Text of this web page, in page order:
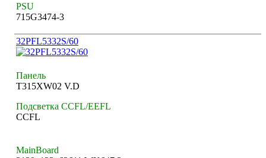
PSU
715G3474-3
32PFL5332S/60
Панель
T315XW02 V.D
Подсветка CCFL/EEFL
CCFL
MainBoard